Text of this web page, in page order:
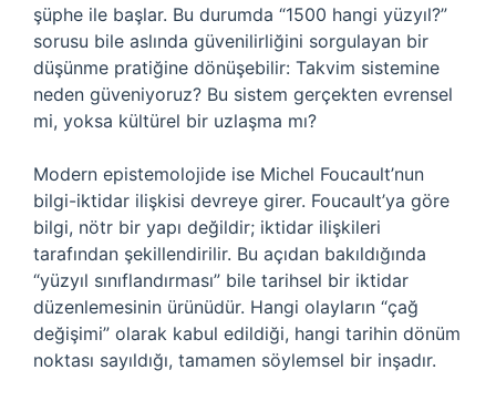
şüphe ile başlar. Bu durumda “1500 hangi yüzyıl?”
sorusu bile aslında güvenilirliğini sorgulayan bir
düşünme pratiğine dönüşebilir: Takvim sistemine
neden güveniyoruz? Bu sistem gerçekten evrensel
mi, yoksa kültürel bir uzlaşma mı?
Modern epistemolojide ise Michel Foucault’nun
bilgi-iktidar ilişkisi devreye girer. Foucault’ya göre
bilgi, nötr bir yapı değildir; iktidar ilişkileri
tarafından şekillendirilir. Bu açıdan bakıldığında
“yüzyıl sınıflandırması” bile tarihsel bir iktidar
düzenlemesinin ürünüdür. Hangi olayların “çağ
değişimi” olarak kabul edildiği, hangi tarihin dönüm
noktası sayıldığı, tamamen söylemsel bir inşadır.